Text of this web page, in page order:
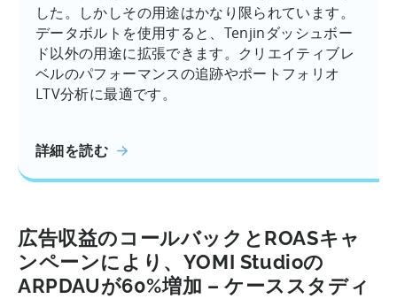
した。しかしその用途はかなり限られています。
データボルトを使用すると、Tenjinダッシュボー
ド以外の用途に拡張できます。クリエイティブレ
ベルのパフォーマンスの追跡やポートフォリオ
LTV分析に最適です。
詳細を読む
広告収益のコールバックとROASキャ
ンペーンにより、YOMI Studioの
ARPDAUが60%増加 – ケーススタディ